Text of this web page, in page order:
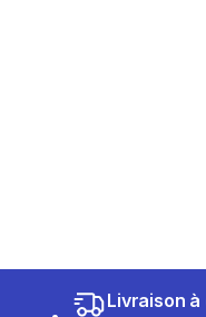
Livraison à